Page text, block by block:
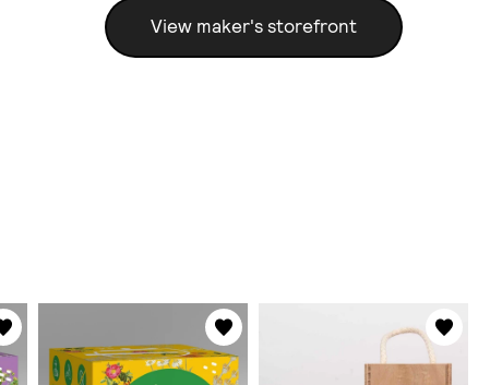
View maker's storefront